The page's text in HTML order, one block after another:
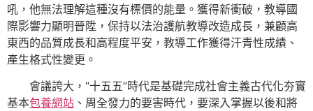
吼，他無法理解這種沒有標價的能量。獲得新衝破，教導國
際影響力顯明晉陞，保持以法治護航教導改造成長，兼顧高
東西的品質成長和高程度平安，教導工作獲得汗青性成績、
產生格式性變更。
會議誇大，“十五五”時代是基礎完成社會主義古代化夯實
基本包養網站 、周全發力的要害時代，要深入掌握以後和將